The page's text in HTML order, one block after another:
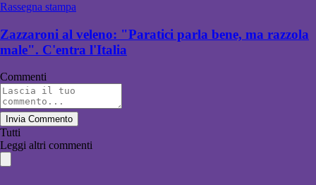
Rassegna stampa
Zazzaroni al veleno: "Paratici parla bene, ma razzola
male". C'entra l'Italia
Commenti
Invia Commento
Tutti
Leggi altri commenti